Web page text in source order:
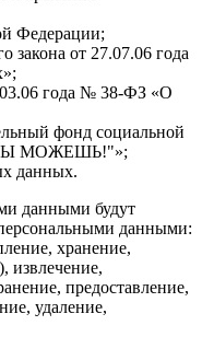
Федерации;
закона от 27.07.06 года
года № 38-ФЗ «О
фонд социальной
"ТЫ МОЖЕШЬ!"»;
данных.
данными будут
данными:
хранение,
извлечение,
предоставление,
удаление,